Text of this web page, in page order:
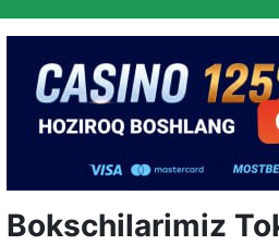
Bokschilarimiz